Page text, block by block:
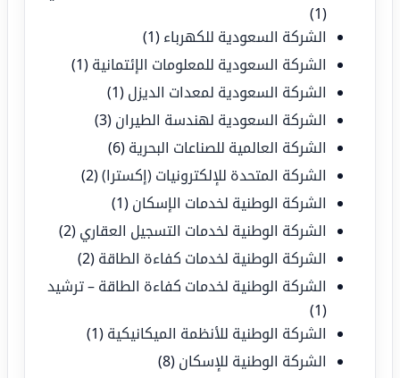
(1)
الشركة السعودية للكهرباء (1)
الشركة السعودية للمعلومات الإئتمانية (1)
الشركة السعودية لمعدات الديزل (1)
الشركة السعودية لهندسة الطيران (3)
الشركة العالمية للصناعات البحرية (6)
الشركة المتحدة للإلكترونيات (إكسترا)(2)
الشركة الوطنية لخدمات الإسكان (1)
الشركة الوطنية لخدمات التسجيل العقاري (2)
الشركة الوطنية لخدمات كفاءة الطاقة (2)
الشركة الوطنية لخدمات كفاءة الطاقة – ترشيد
(1)
الشركة الوطنية للأنظمة الميكانيكية (1)
الشركة الوطنية للإسكان (8)